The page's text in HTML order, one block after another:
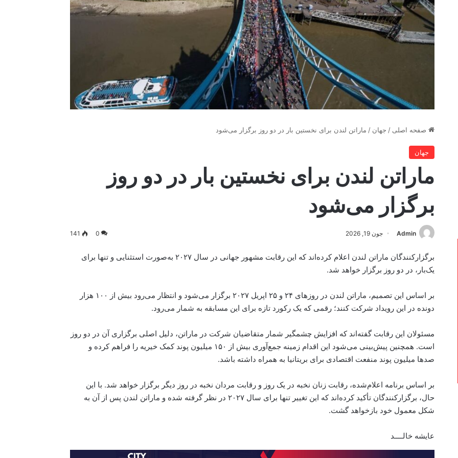
صفحه اصلی / جهان / ماراتن لندن برای نخستین بار در دو روز برگزار می‌شود
جهان
ماراتن لندن برای نخستین بار در دو روز
برگزار می‌شود
Admin جون 19, 2026 0
141
برگزارکنندگان ماراتن لندن اعلام کرده‌اند که این رقابت مشهور جهانی در سال ۲۰۲۷ به‌صورت استثنایی و تنها برای
یک‌بار، در دو روز برگزار خواهد شد.
بر اساس این تصمیم، ماراتن لندن در روزهای ۲۴ و ۲۵ اپریل ۲۰۲۷ برگزار می‌شود و انتظار می‌رود بیش از ۱۰۰ هزار
دونده در این رویداد شرکت کنند؛ رقمی که یک رکورد تازه برای این مسابقه به شمار می‌رود.
مسئولان این رقابت گفته‌اند که افزایش چشمگیر شمار متقاضیان شرکت در ماراتن، دلیل اصلی برگزاری آن در دو روز
است. همچنین پیش‌بینی می‌شود این اقدام زمینه جمع‌آوری بیش از ۱۵۰ میلیون پوند کمک خیریه را فراهم کرده و
صدها میلیون پوند منفعت اقتصادی برای بریتانیا به همراه داشته باشد.
بر اساس برنامه اعلام‌شده، رقابت زنان نخبه در یک روز و رقابت مردان نخبه در روز دیگر برگزار خواهد شد. با این
حال، برگزارکنندگان تأکید کرده‌اند که این تغییر تنها برای سال ۲۰۲۷ در نظر گرفته شده و ماراتن لندن پس از آن به
شکل معمول خود بازخواهد گشت.
عایشه خالــــد